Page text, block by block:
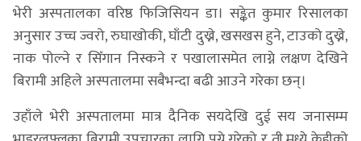
भेरी अस्पतालका वरिष्ठ फिजिसियन डा। सङ्केत कुमार रिसालका
अनुसार उच्च ज्वरो, रुघाखोकी, घाँटी दुख्ने, खसखस हुने, टाउको दुख्ने,
नाक पोल्ने र सिँगान निस्कने र पखालासमेत लाग्ने लक्षण देखिने
बिरामी अहिले अस्पतालमा सबैभन्दा बढी आउने गरेका छन्।
उहाँले भेरी अस्पतालमा मात्र दैनिक सयदेखि दुई सय जनासम्म